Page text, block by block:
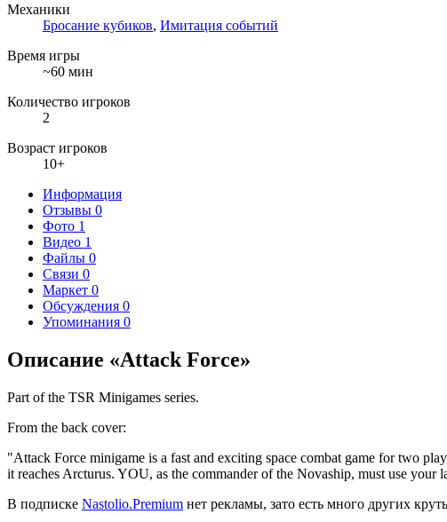
Механики
Бросание кубиков, Имитация событий
Время игры
~60 мин
Количество игроков
2
Возраст игроков
10+
Информация
Отзывы 0
Фото 1
Видео 1
Файлы 0
Связи 0
Маркет 0
Обсуждения 0
Упоминания 0
Описание «Attack Force»
Part of the TSR Minigames series.
From the back cover:
"Attack Force minigame is a fast and exciting space combat game for two
it reaches Arcturus. YOU, as the commander of the Novaship, must use
В подписке Nastolio.Premium нет рекламы, зато есть много других